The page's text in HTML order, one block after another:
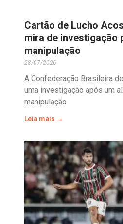
Cartão de Lucho
mira de investigação
manipulação
28/07/2026
A Confederação Brasileira
uma investigação após um
manipulação
Leia mais →